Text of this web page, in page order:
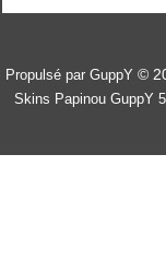
Propulsé par GuppY ©
Skins Papinou GuppY 5